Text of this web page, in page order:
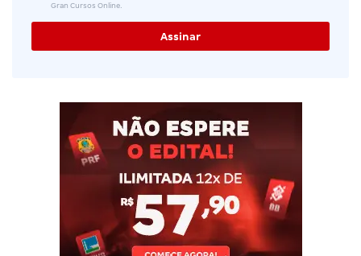
Gran Cursos Online.